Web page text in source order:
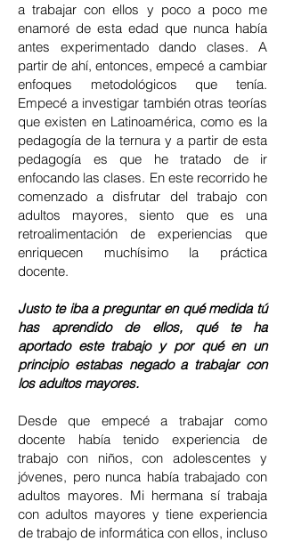
a trabajar con ellos y poco a poco me
enamoré de esta edad que nunca había
antes experimentado dando clases. A
partir de ahí, entonces, empecé a cambiar
enfoques metodológicos que tenía.
Empecé a investigar también otras teorías
que existen en Latinoamérica, como es la
pedagogía de la ternura y a partir de esta
pedagogía es que he tratado de ir
enfocando las clases. En este recorrido he
comenzado a disfrutar del trabajo con
adultos mayores, siento que es una
retroalimentación de experiencias que
enriquecen muchísimo la práctica
docente.
Justo te iba a preguntar en qué medida tú
has aprendido de ellos, qué te ha
aportado este trabajo y por qué en un
principio estabas negado a trabajar con
los adultos mayores.
Desde que empecé a trabajar como
docente había tenido experiencia de
trabajo con niños, con adolescentes y
jóvenes, pero nunca había trabajado con
adultos mayores. Mi hermana sí trabaja
con adultos mayores y tiene experiencia
de trabajo de informática con ellos, incluso